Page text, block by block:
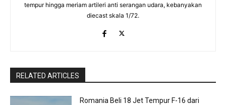
tempur hingga meriam artileri anti serangan udara, kebanyakan
diecast skala 1/72.
RELATED ARTICLES
Romania Beli 18 Jet Tempur F-16 dari